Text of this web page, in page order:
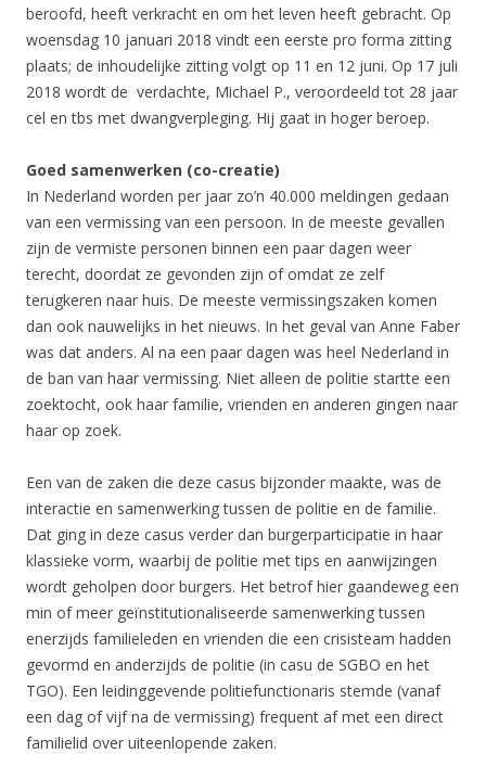
beroofd, heeft verkracht en om het leven heeft gebracht. Op
woensdag 10 januari 2018 vindt een eerste pro forma zitting
plaats; de inhoudelijke zitting volgt op 11 en 12 juni. Op 17 juli
2018 wordt de verdachte, Michael P., veroordeeld tot 28 jaar
cel en tbs met dwangverpleging. Hij gaat in hoger beroep.
Goed samenwerken (co-creatie)
In Nederland worden per jaar zo’n 40.000 meldingen gedaan
van een vermissing van een persoon. In de meeste gevallen
zijn de vermiste personen binnen een paar dagen weer
terecht, doordat ze gevonden zijn of omdat ze zelf
terugkeren naar huis. De meeste vermissingszaken komen
dan ook nauwelijks in het nieuws. In het geval van Anne Faber
was dat anders. Al na een paar dagen was heel Nederland in
de ban van haar vermissing. Niet alleen de politie startte een
zoektocht, ook haar familie, vrienden en anderen gingen naar
haar op zoek.
Een van de zaken die deze casus bijzonder maakte, was de
interactie en samenwerking tussen de politie en de familie.
Dat ging in deze casus verder dan burgerparticipatie in haar
klassieke vorm, waarbij de politie met tips en aanwijzingen
wordt geholpen door burgers. Het betrof hier gaandeweg een
min of meer geïnstitutionaliseerde samenwerking tussen
enerzijds familieleden en vrienden die een crisisteam hadden
gevormd en anderzijds de politie (in casu de SGBO en het
TGO). Een leidinggevende politiefunctionaris stemde (vanaf
een dag of vijf na de vermissing) frequent af met een direct
familielid over uiteenlopende zaken.